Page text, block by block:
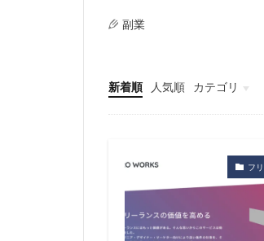
副業
新着順 人気順
カテゴリ
フリーラン
仕事・キャ
フ